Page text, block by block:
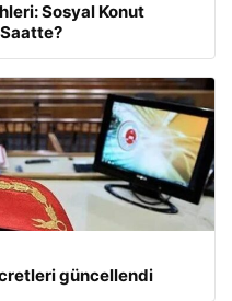
Sosyal Konut
güncellendi